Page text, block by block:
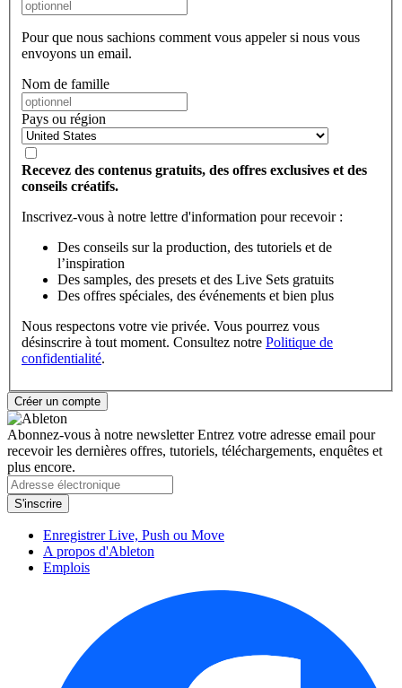
Pour que nous sachions comment vous appeler si nous vous
envoyons un email.
Nom de famille
Pays ou région
Recevez des contenus gratuits, des offres exclusives et des
conseils créatifs.
Inscrivez-vous à notre lettre d'information pour recevoir :
Des conseils sur la production, des tutoriels et de
l’inspiration
Des samples, des presets et des Live Sets gratuits
Des offres spéciales, des événements et bien plus
Nous respectons votre vie privée. Vous pourrez vous
désinscrire à tout moment. Consultez notre Politique de
confidentialité.
Abonnez-vous à notre newsletterEntrez votre adresse email pour
recevoir les dernières offres, tutoriels, téléchargements, enquêtes et
plus encore.
Enregistrer Live, Push ou Move
A propos d'Ableton
Emplois